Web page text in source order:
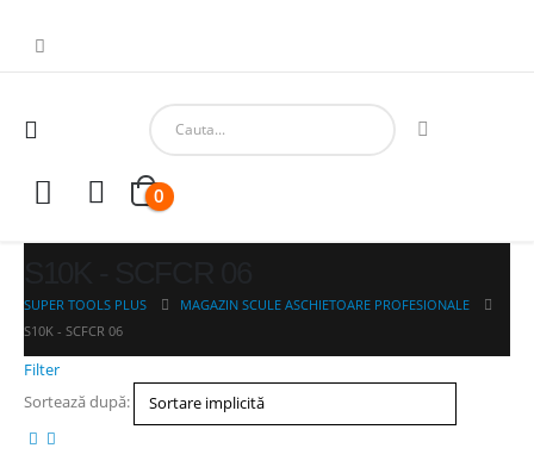
0
SUPER TOOLS PLUS
MAGAZIN SCULE ASCHIETOARE PROFESIONALE
S10K - SCFCR 06
Filter
Sortează după: